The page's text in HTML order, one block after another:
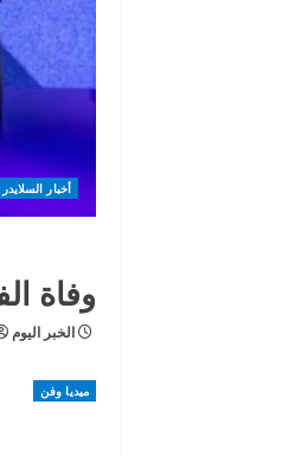
أخبار السلايدر
وفاة
الخبر اليوم
ميديا وفن